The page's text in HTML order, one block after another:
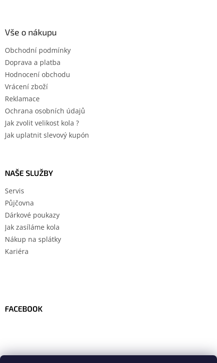
Vše o nákupu
Obchodní podmínky
Doprava a platba
Hodnocení obchodu
Vrácení zboží
Reklamace
Ochrana osobních údajů
Jak zvolit velikost kola ?
Jak uplatnit slevový kupón
NAŠE SLUŽBY
Servis
Půjčovna
Dárkové poukazy
Jak zasíláme kola
Nákup na splátky
Kariéra
FACEBOOK